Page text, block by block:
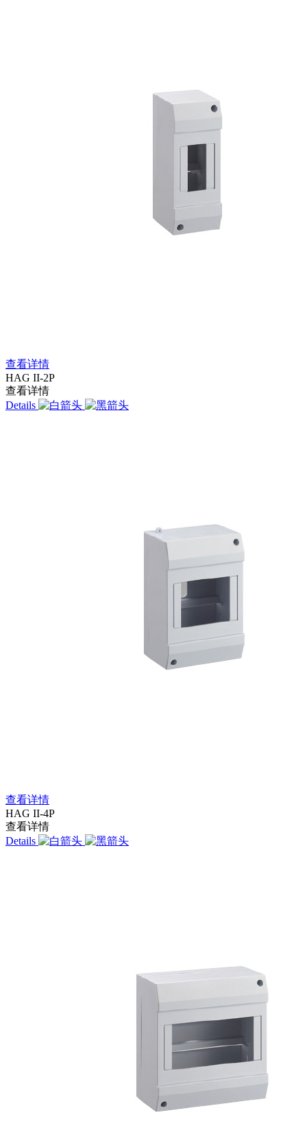
查看详情
HAG II-2P
查看详情
Details
查看详情
HAG II-4P
查看详情
Details